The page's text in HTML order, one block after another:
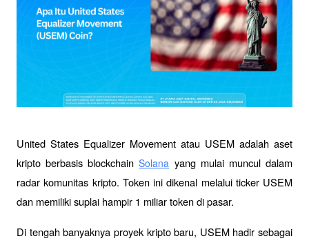
United States Equalizer Movement atau USEM adalah aset
kripto berbasis blockchain Solana yang mulai muncul dalam
radar komunitas kripto. Token ini dikenal melalui ticker USEM
dan memiliki suplai hampir 1 miliar token di pasar.
Di tengah banyaknya proyek kripto baru, USEM hadir sebagai